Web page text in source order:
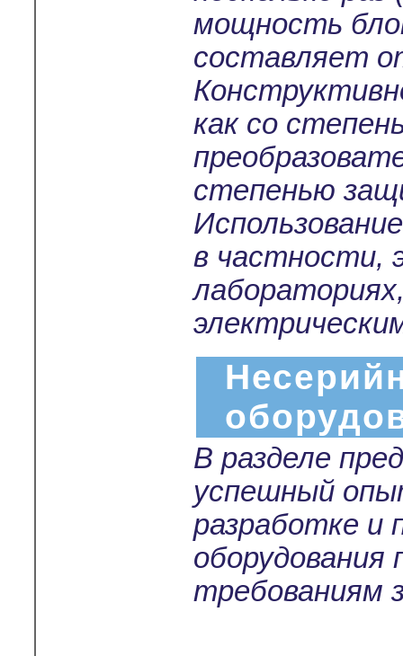
мощность
составляет
как со
степенью
в частности,
В разделе
успешный
разработке и
оборудования
требованиям